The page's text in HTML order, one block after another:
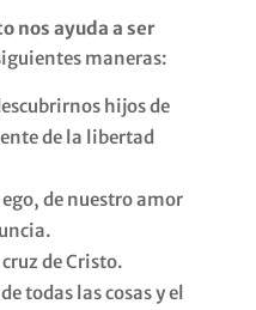
nos ayuda a ser
maneras:
hijos de
de la libertad
de nuestro amor
de Cristo.
todas las cosas y el